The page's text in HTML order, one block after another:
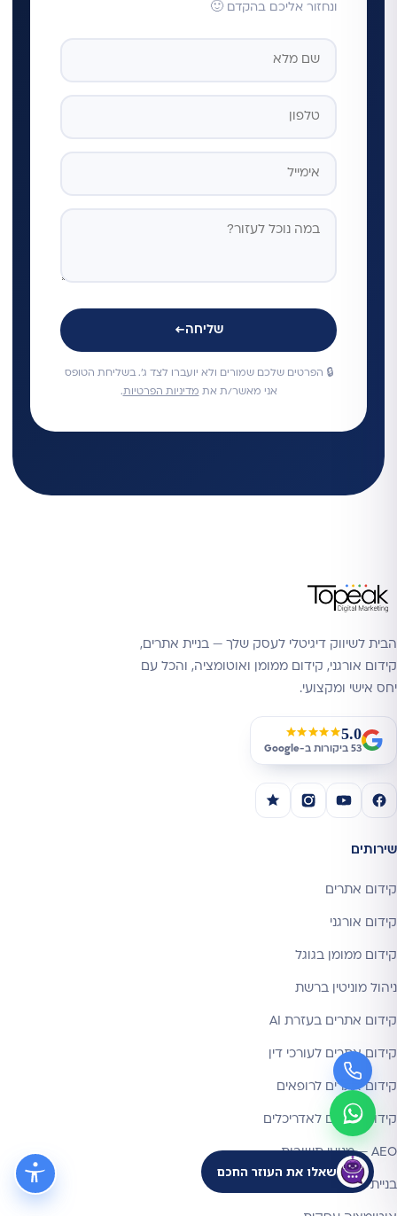
ונחזור אליכם בהקדם 🙂
שליחה←
🔒 הפרטים שלכם שמורים ולא יועברו לצד ג'. בשליחת הטופס
אני מאשר/ת את מדיניות הפרטיות.
הבית לשיווק דיגיטלי לעסק שלך — בניית אתרים,
קידום אורגני, קידום ממומן ואוטומציה, והכל עם
יחס אישי ומקצועי.
5.0
★★★★★
53 ביקורות ב- Google
שירותים
קידום אתרים
קידום אורגני
קידום ממומן בגוגל
ניהול מוניטין ברשת
קידום אתרים בעזרת AI
קידום אתרים לעורכי דין
קידום אתרים לרופאים
קידום אתרים לאדריכלים
AEO — מנועי תשובות
בניית אתרים
שאלו את העוזר החכם